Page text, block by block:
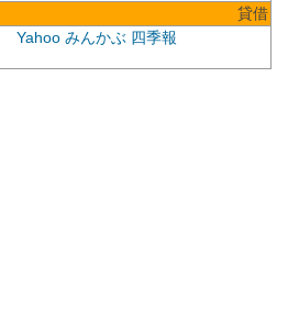
貸借
Yahoo みんかぶ 四季報